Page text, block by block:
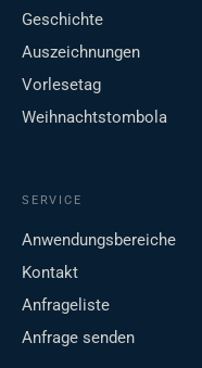
Geschichte
Auszeichnungen
Vorlesetag
Weihnachtstombola
SERVICE
Anwendungsbereiche
Kontakt
Anfrageliste
Anfrage senden